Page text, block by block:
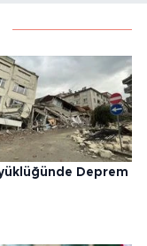
Deprem